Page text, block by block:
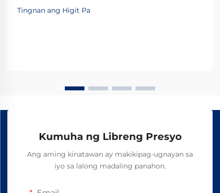
mabawasan ang panahon ng pagkakasira. Sa gitna ng
mga mahalagang bahaging ito, ang linear bearing ay
Tingnan ang Higit Pa
Kumuha ng Libreng Presyo
Ang aming kinatawan ay makikipag-ugnayan sa
iyo sa lalong madaling panahon.